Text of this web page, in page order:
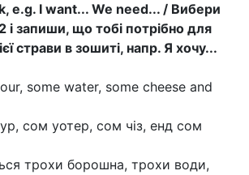
e.g. I want... We need... / Вибери
і запиши, що тобі потрібно для
страви в зошиті, напр. Я хочу...
some water, some cheese and
сом уотер, сом чіз, енд сом
трохи борошна, трохи води,